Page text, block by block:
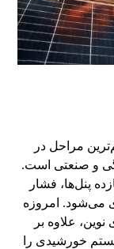
مراحل در
و صنعتی است.
پنل‌ها، فشار
می‌شود. امروزه
علاوه بر
خورشیدی را